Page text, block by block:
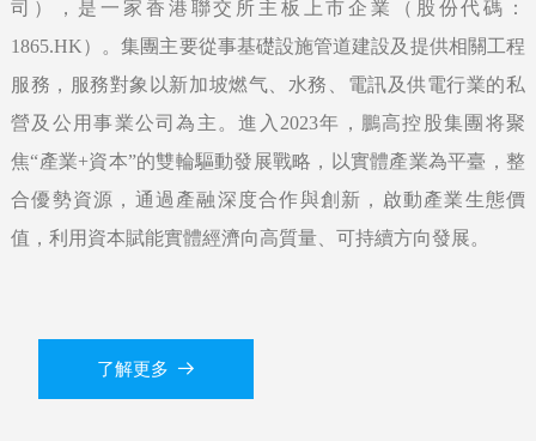
司），是一家香港聯交所主板上市企業（股份代碼：
1865.HK）。集團主要從事基礎設施管道建設及提供相關⼯程
服務，服務對象以新加坡燃⽓、⽔務、電訊及供電⾏業的私
營及公⽤事業公司為主。進入2023年，鵬高控股集團将聚
焦“產業+資本”的雙輪驅動發展戰略，以實體產業為平臺，整
合優勢資源，通過產融深度合作與創新，啟動產業生態價
值，利用資本賦能實體經濟向高質量、可持續方向發展。
了解更多 뀠